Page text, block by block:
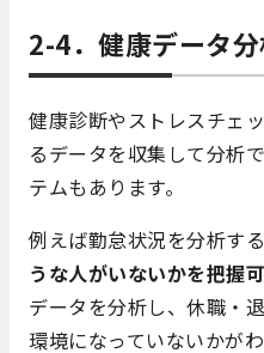
2-4．健康データ
健康診断やストレスチェ
るデータを収集して分析
テムもあります。
例えば勤怠状況を分析する
うな人がいないかを把握
データを分析し、休職・
環境になっていないかが